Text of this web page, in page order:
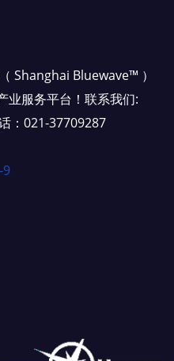
Shanghai Bluewave™ ）
业服务平台！联系我们:
：021-37709287
9